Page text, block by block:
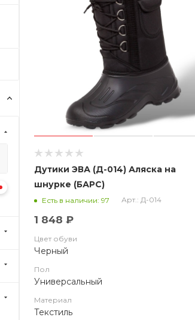
Дутики ЭВА (Д-014) Аляска на
шнурке (БАРС)
Есть в наличии: 97 Арт.: Д-014
1 848 ₽
Цвет обуви
Черный
Пол
Универсальный
Материал
Текстиль